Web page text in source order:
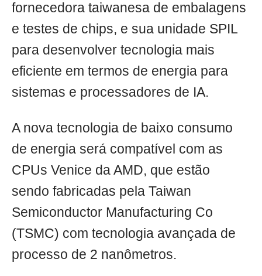
fornecedora taiwanesa de embalagens
e testes de chips, e sua unidade SPIL
para desenvolver tecnologia mais
eficiente em termos de energia para
sistemas e processadores de IA.
A nova tecnologia de baixo consumo
de energia será compatível com as
CPUs Venice da AMD, que estão
sendo fabricadas pela Taiwan
Semiconductor Manufacturing Co
(TSMC) com tecnologia avançada de
processo de 2 nanômetros.